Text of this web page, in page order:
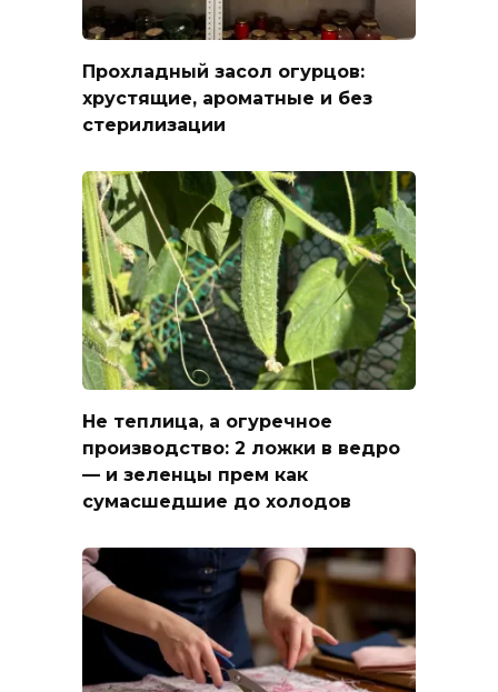
Прохладный засол огурцов:
хрустящие, ароматные и без
стерилизации
Не теплица, а огуречное
производство: 2 ложки в ведро
— и зеленцы прем как
сумасшедшие до холодов